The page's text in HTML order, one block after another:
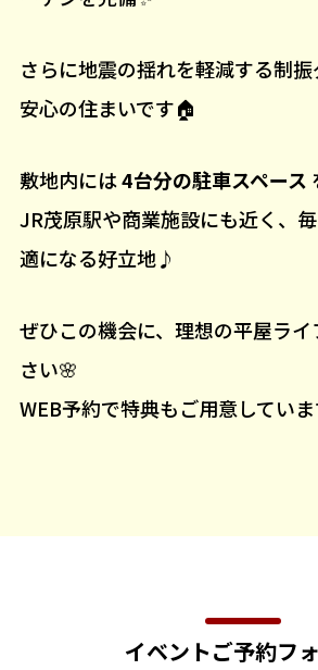
さらに地震の揺れを軽減する制
安心の住まいです🏠
敷地内には4台分の駐車スペース
JR茂原駅や商業施設にも近く、
適になる好立地♪
ぜひこの機会に、理想の平屋ラ
さい🌸
WEB予約で特典もご用意していま
イベントご予約フ